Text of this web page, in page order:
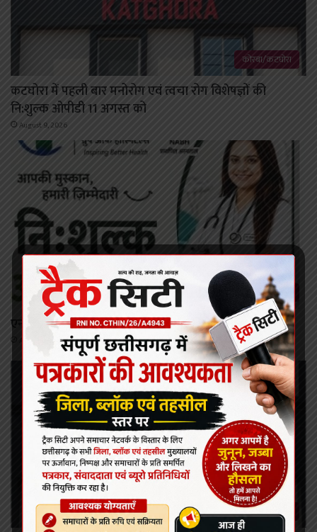
कोरबा/कटघोरा
कटघोरा में पहली बार मनोरोग एवं त्वचा रोग विशेषज्ञों की
नि:शुल्क ओपीडी 11 अगस्त को
August 9, 2026
कोरबा
एनकेएच में 11 से 14 अगस्त तक नि:शुल्क डेंटल ओपीडी कैंप
August 9, 2026
कोरबा/कटघोरा